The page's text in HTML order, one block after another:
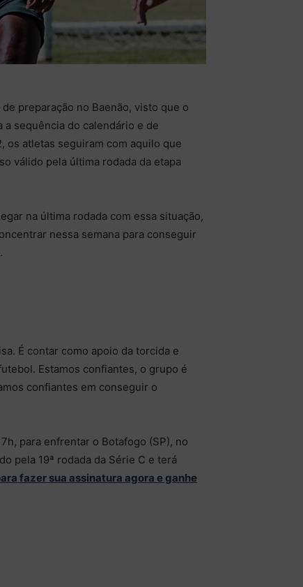
preparação no Baenão, visto que o
sequência do calendário e de
os atletas seguiram com aquilo que
válido pela última rodada da etapa
na última rodada com essa situação,
nessa semana para conseguir
É contar como apoio da torcida e
Estamos confiantes, o grupo é
confiantes em conseguir o
para enfrentar o Botafogo (SP), no
pela 19ª rodada da Série C e terá
fazer sua assinatura agora e ganhe